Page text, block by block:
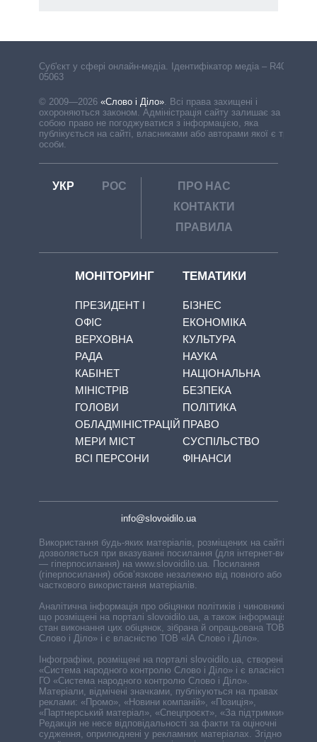
Cуб'єкт у сфері онлайн-медіа. Ідентифікатор медіа – R40-
05063
© 2009—2026 «Слово і Діло» Всі права захищені і
охороняються законом. Адміністрація сайту залишає за
собою право не погоджуватися з інформацією, яка
публікується на сайті, власниками або авторами якої є треті
особи.
УКР РОС
ПРО НАС
КОНТАКТИ
ПРАВИЛА
МОНІТОРИНГ
ПРЕЗИДЕНТ І
ОФІС
ВЕРХОВНА
РАДА
КАБІНЕТ
МІНІСТРІВ
ГОЛОВИ
ОБЛАДМІНІСТРАЦІЙ
МЕРИ МІСТ
ВСІ ПЕРСОНИ
ТЕМАТИКИ
БІЗНЕС
ЕКОНОМІКА
КУЛЬТУРА
НАУКА
НАЦІОНАЛЬНА
БЕЗПЕКА
ПОЛІТИКА
ПРАВО
СУСПІЛЬСТВО
ФІНАНСИ
info@slovoidilo.ua
Використання будь-яких матеріалів, розміщених на сайті,
дозволяється при вказуванні посилання (для інтернет-видань
— гіперпосилання) на www.slovoidilo.ua. Посилання
(гіперпосилання) обов’язкове незалежно від повного або
часткового використання матеріалів.
Аналітична інформація про обіцянки політиків і чиновників,
що розміщені на порталі slovoidilo.ua, а також інформація про
стан виконання цих обіцянок, зібрана й опрацьована ТОВ «ІА
Слово і Діло» і є власністю ТОВ «ІА Слово і Діло».
Інфографіки, розміщені на порталі slovoidilo.ua, створені ГО
«Система народного контролю Слово і Діло» і є власністю
ГО «Система народного контролю Слово і Діло».
Матеріали, відмічені значками, публікуються на правах
реклами: «Промо», «Новини компаній», «Позиція»,
«Партнерський матеріал», «Спецпроєкт», «За підтримки».
Редакція не несе відповідальності за факти та оціночні
судження, оприлюднені у рекламних матеріалах. Згідно з